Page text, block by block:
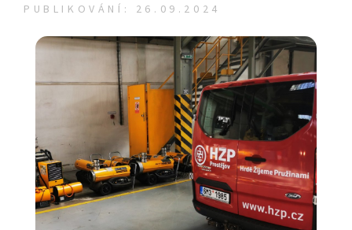
PUBLIKOVÁNÍ: 26.09.2024